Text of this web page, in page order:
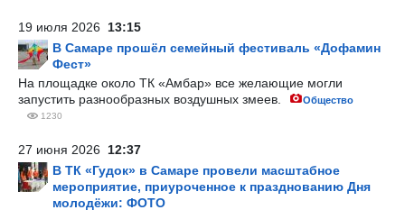
19 июля 2026 13:15
В Самаре прошёл семейный фестиваль «Дофамин
Фест»
На площадке около ТК «Амбар» все желающие могли
запустить разнообразных воздушных змеев.
Общество
1230
27 июня 2026 12:37
В ТК «Гудок» в Самаре провели масштабное
мероприятие, приуроченное к празднованию Дня
молодёжи: ФОТО